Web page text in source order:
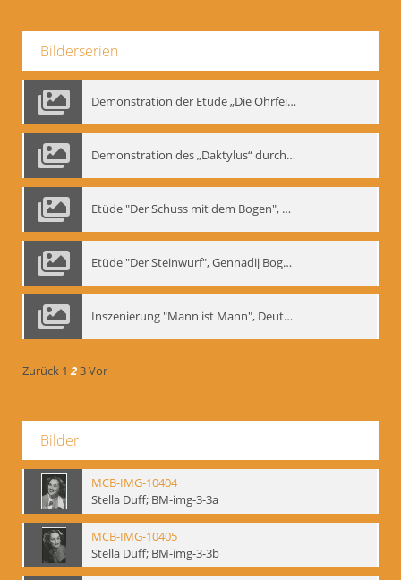
Bilderserien
Demonstration der Etüde „Die Ohrfeige“
Demonstration des „Daktylus“ durch Gennadij Nikolajewitsch Bogdanow, Berlin 1991
Etüde "Der Schuss mit dem Bogen", Gennadij Bogdanow
Etüde "Der Steinwurf", Gennadij Bogdanow
Inszenierung "Mann ist Mann", Deutsches Theater Berlin, 1997
Zurück 1 23Vor
Bilder
MCB-IMG-10404
Stella Duff; BM-img-3-3a
MCB-IMG-10405
Stella Duff; BM-img-3-3b